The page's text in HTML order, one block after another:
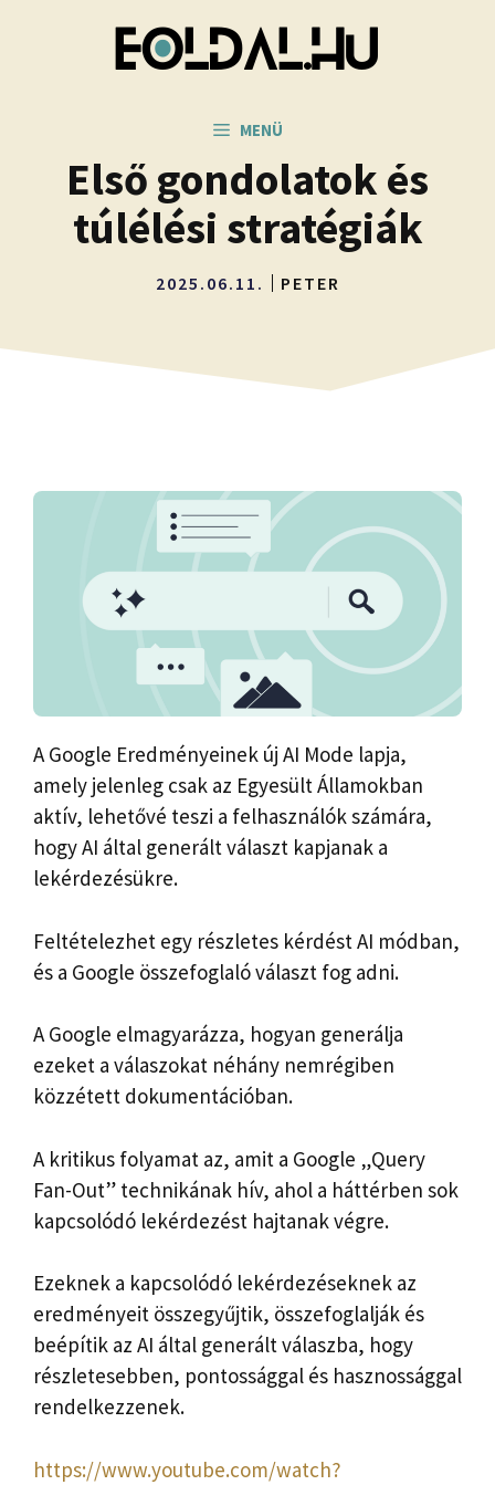
MENÜ
Első gondolatok és
túlélési stratégiák
2025.06.11. PETER
A Google Eredményeinek új AI Mode lapja,
amely jelenleg csak az Egyesült Államokban
aktív, lehetővé teszi a felhasználók számára,
hogy AI által generált választ kapjanak a
lekérdezésükre.
Feltételezhet egy részletes kérdést AI módban,
és a Google összefoglaló választ fog adni.
A Google elmagyarázza, hogyan generálja
ezeket a válaszokat néhány nemrégiben
közzétett dokumentációban.
A kritikus folyamat az, amit a Google „Query
Fan-Out” technikának hív, ahol a háttérben sok
kapcsolódó lekérdezést hajtanak végre.
Ezeknek a kapcsolódó lekérdezéseknek az
eredményeit összegyűjtik, összefoglalják és
beépítik az AI által generált válaszba, hogy
részletesebben, pontossággal és hasznossággal
rendelkezzenek.
https://www.youtube.com/watch?